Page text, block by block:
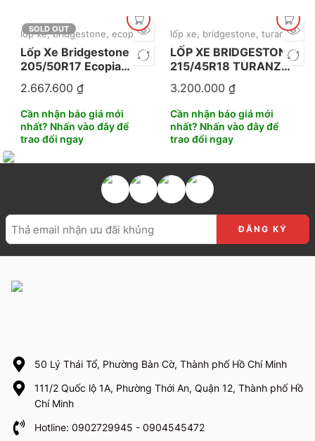
SOLD OUT
lốp xe,bridgestone, ecopia
Lốp Xe Bridgestone
205/50R17 Ecopia
EP4A
2.667.600 ₫
Cần nhận báo giá mới
nhất? Nhấn vào đây để
trao đổi ngay
lốp xe, bridgestone, turanza ,
LỐP XE BRIDGESTONE
215/45R18 TURANZA
T06
3.200.000 ₫
Cần nhận báo giá mới
nhất? Nhấn vào đây để
trao đổi ngay
50 Lý Thái Tổ, Phường Bàn Cờ, Thành phố Hồ Chí Minh
111/2 Quốc lộ 1A, Phường Thới An, Quận 12, Thành phố Hồ
Chí Minh
Hotline: 0902729945 - 0904545472